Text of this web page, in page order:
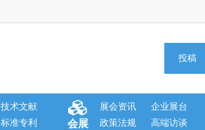
投稿
技术文献
标准专利 会展
展会资讯
企业展台
政策法规
高端访谈